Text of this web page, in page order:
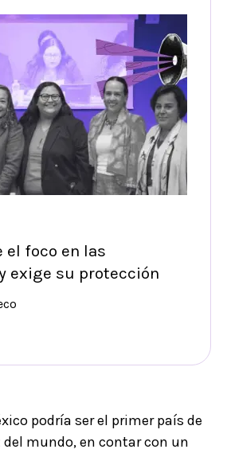
el foco en las
exige su protección
podría ser el primer país de
del mundo, en contar con un